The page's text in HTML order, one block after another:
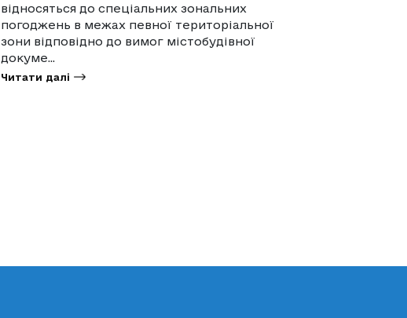
відносяться до спеціальних зональних
погоджень в межах певної територіальної
зони відповідно до вимог містобудівної
докуме...
Читати далі